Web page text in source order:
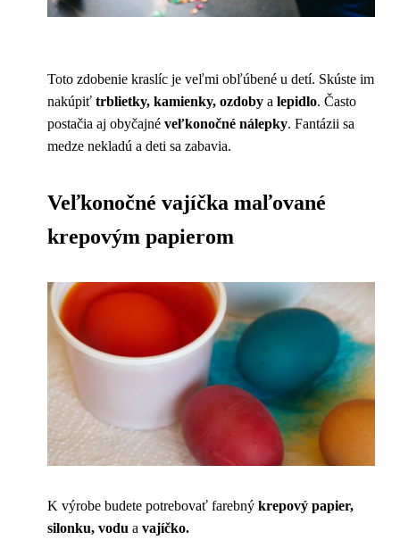
Toto zdobenie kraslíc je veľmi obľúbené u detí. Skúste im
nakúpiť trblietky, kamienky, ozdoby a lepidlo. Často
postačia aj obyčajné veľkonočné nálepky. Fantázii sa
medze nekladú a deti sa zabavia.
Veľkonočné vajíčka maľované
krepovým papierom
K výrobe budete potrebovať farebný krepový papier,
silonku, vodu a vajíčko.